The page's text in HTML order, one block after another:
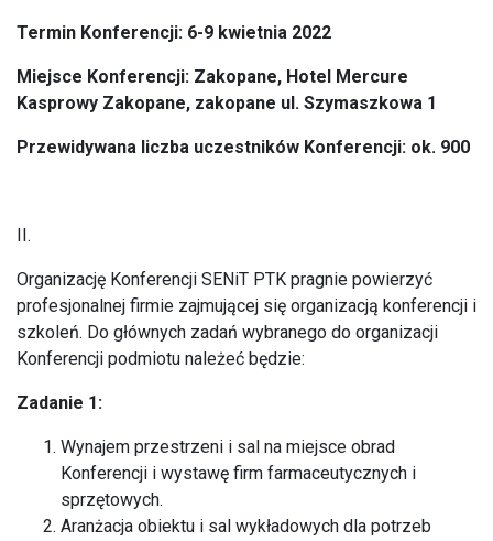
Termin Konferencji: 6-9 kwietnia 2022
Miejsce Konferencji: Zakopane, Hotel Mercure
Kasprowy Zakopane, zakopane ul. Szymaszkowa 1
Przewidywana liczba uczestników Konferencji: ok. 900
II.
Organizację Konferencji SENiT PTK pragnie powierzyć
profesjonalnej firmie zajmującej się organizacją konferencji i
szkoleń. Do głównych zadań wybranego do organizacji
Konferencji podmiotu należeć będzie:
Zadanie 1:
Wynajem przestrzeni i sal na miejsce obrad
Konferencji i wystawę firm farmaceutycznych i
sprzętowych.
Aranżacja obiektu i sal wykładowych dla potrzeb